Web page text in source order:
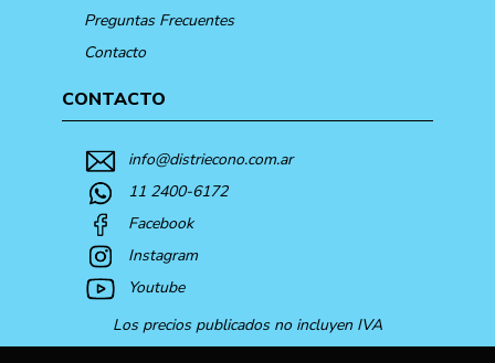
Preguntas Frecuentes
Contacto
CONTACTO
info@distriecono.com.ar
11 2400-6172
Facebook
Instagram
Youtube
Los precios publicados no incluyen IVA